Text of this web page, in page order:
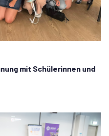
mit Schülerinnen und